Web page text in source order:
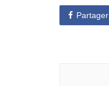
Partager